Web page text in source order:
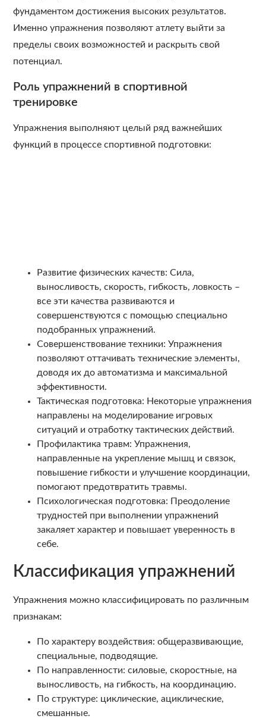
фундаментом достижения высоких результатов.
Именно упражнения позволяют атлету выйти за
пределы своих возможностей и раскрыть свой
потенциал.
Роль упражнений в спортивной
тренировке
Упражнения выполняют целый ряд важнейших
функций в процессе спортивной подготовки:
Развитие физических качеств: Сила,
выносливость, скорость, гибкость, ловкость –
все эти качества развиваются и
совершенствуются с помощью специально
подобранных упражнений.
Совершенствование техники: Упражнения
позволяют оттачивать технические элементы,
доводя их до автоматизма и максимальной
эффективности.
Тактическая подготовка: Некоторые упражнения
направлены на моделирование игровых
ситуаций и отработку тактических действий.
Профилактика травм: Упражнения,
направленные на укрепление мышц и связок,
повышение гибкости и улучшение координации,
помогают предотвратить травмы.
Психологическая подготовка: Преодоление
трудностей при выполнении упражнений
закаляет характер и повышает уверенность в
себе.
Классификация упражнений
Упражнения можно классифицировать по различным
признакам:
По характеру воздействия: общеразвивающие,
специальные, подводящие.
По направленности: силовые, скоростные, на
выносливость, на гибкость, на координацию.
По структуре: циклические, ациклические,
смешанные.